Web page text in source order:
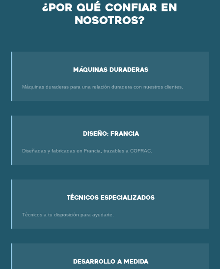
¿Por qué confiar en
nosotros?
Máquinas duraderas
Máquinas duraderas para una relación duradera con nuestros clientes.
Diseño: Francia
Diseñadas y fabricadas en Francia, trazables a COFRAC.
Técnicos especializados
Técnicos a tu disposición para ayudarte.
Desarrollo a medida